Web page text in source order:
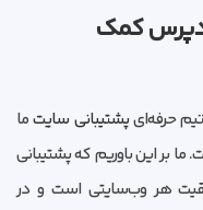
کمک
حرفه‌ایپشتیبانی سایتما
بر این باوریم که پشتیبانی
هر وب‌سایتی است و در